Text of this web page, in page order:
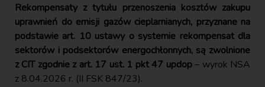
Rekompensaty z tytułu przenoszenia kosztów zakupu
uprawnień do emisji gazów cieplarnianych, przyznane na
podstawie art. 10 ustawy o systemie rekompensat dla
sektorów i podsektorów energochłonnych, są zwolnione
z CIT zgodnie z art. 17 ust. 1 pkt 47 updop– wyrok NSA
z 8.04.2026 r. (II FSK 847/23).